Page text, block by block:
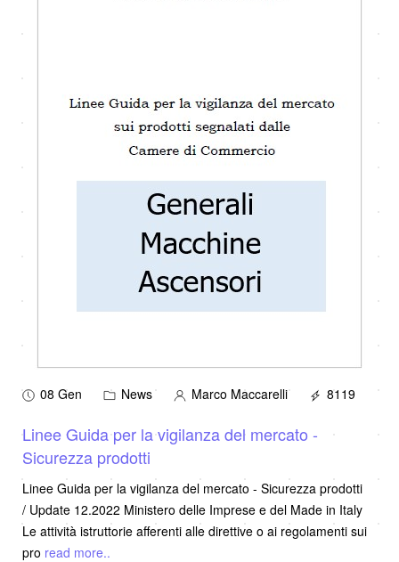
08 Gen News Marco Maccarelli 8119
Linee Guida per la vigilanza del mercato -
Sicurezza prodotti
Linee Guida per la vigilanza del mercato - Sicurezza prodotti
/ Update 12.2022 Ministero delle Imprese e del Made in Italy
Le attività istruttorie afferenti alle direttive o ai regolamenti sui
pro read more..